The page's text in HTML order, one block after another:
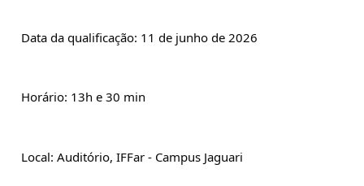
Data da qualificação: 11 de junho de 2026
Horário: 13h e 30 min
Local: Auditório, IFFar - Campus Jaguari